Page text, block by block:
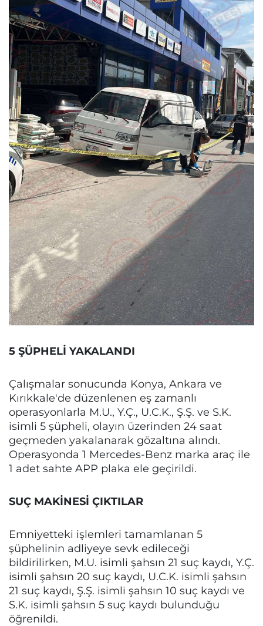
5 ŞÜPHELİ YAKALANDI
Çalışmalar sonucunda Konya, Ankara ve
Kırıkkale'de düzenlenen eş zamanlı
operasyonlarla M.U., Y.Ç., U.C.K., Ş.Ş. ve S.K.
isimli 5 şüpheli, olayın üzerinden 24 saat
geçmeden yakalanarak gözaltına alındı.
Operasyonda 1 Mercedes-Benz marka araç ile
1 adet sahte APP plaka ele geçirildi.
SUÇ MAKİNESİ ÇIKTILAR
Emniyetteki işlemleri tamamlanan 5
şüphelinin adliyeye sevk edileceği
bildirilirken, M.U. isimli şahsın 21 suç kaydı, Y.Ç.
isimli şahsın 20 suç kaydı, U.C.K. isimli şahsın
21 suç kaydı, Ş.Ş. isimli şahsın 10 suç kaydı ve
S.K. isimli şahsın 5 suç kaydı bulunduğu
öğrenildi.